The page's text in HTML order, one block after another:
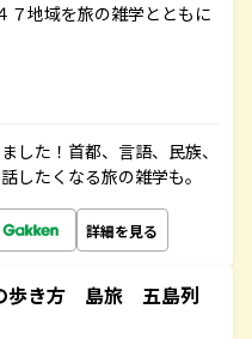
７地域を旅の雑学とともに
した！首都、言語、民族、
したくなる旅の雑学も。
詳細を見る
歩き方 島旅 五島列